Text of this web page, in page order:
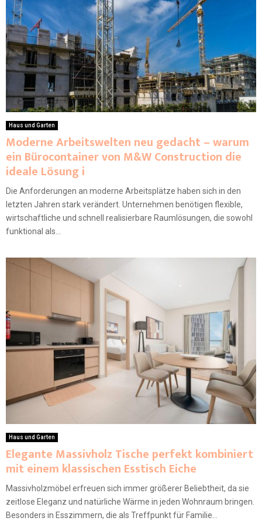
Haus und Garten
Moderne Arbeitswelten neu gedacht – warum
ein Bürocontainer von M&W Construction die
ideale Lösung i
Die Anforderungen an moderne Arbeitsplätze haben sich in den
letzten Jahren stark verändert. Unternehmen benötigen flexible,
wirtschaftliche und schnell realisierbare Raumlösungen, die sowohl
funktional als...
Haus und Garten
Elegante Massivholz Tische perfekt kombiniert
mit einem klassischen Esstisch Eiche
Massivholzmöbel erfreuen sich immer größerer Beliebtheit, da sie
zeitlose Eleganz und natürliche Wärme in jeden Wohnraum bringen.
Besonders in Esszimmern, die als Treffpunkt für Familie...